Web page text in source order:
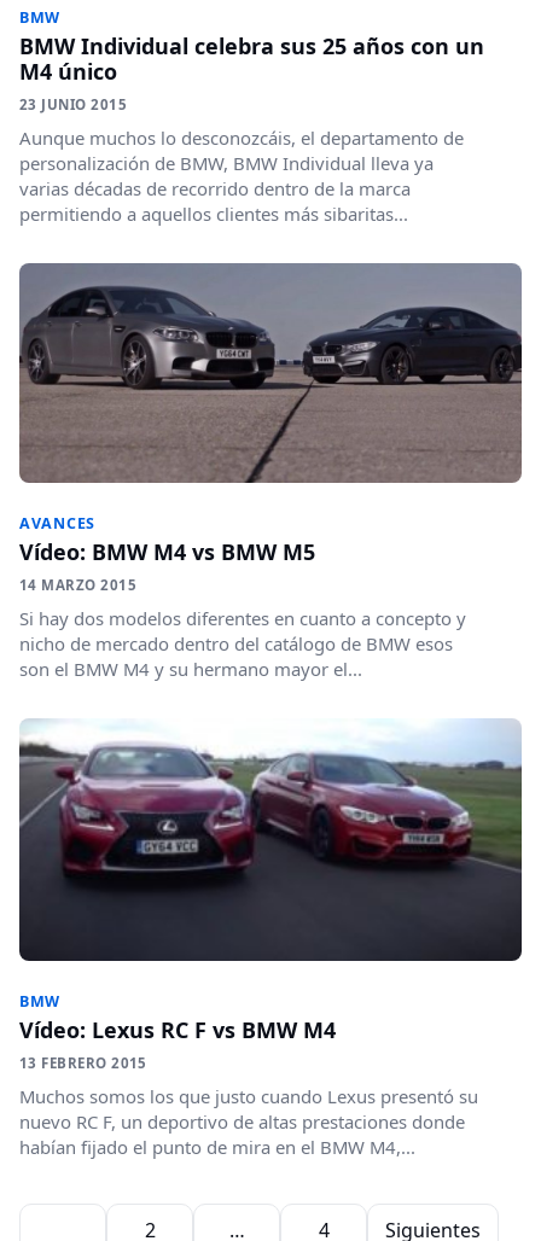
BMW
BMW Individual celebra sus 25 años con un
M4 único
23 JUNIO 2015
Aunque muchos lo desconozcáis, el departamento de
personalización de BMW, BMW Individual lleva ya
varias décadas de recorrido dentro de la marca
permitiendo a aquellos clientes más sibaritas...
AVANCES
Vídeo: BMW M4 vs BMW M5
14 MARZO 2015
Si hay dos modelos diferentes en cuanto a concepto y
nicho de mercado dentro del catálogo de BMW esos
son el BMW M4 y su hermano mayor el...
BMW
Vídeo: Lexus RC F vs BMW M4
13 FEBRERO 2015
Muchos somos los que justo cuando Lexus presentó su
nuevo RC F, un deportivo de altas prestaciones donde
habían fijado el punto de mira en el BMW M4,...
Paginación de entradas
2 … 4 Siguientes